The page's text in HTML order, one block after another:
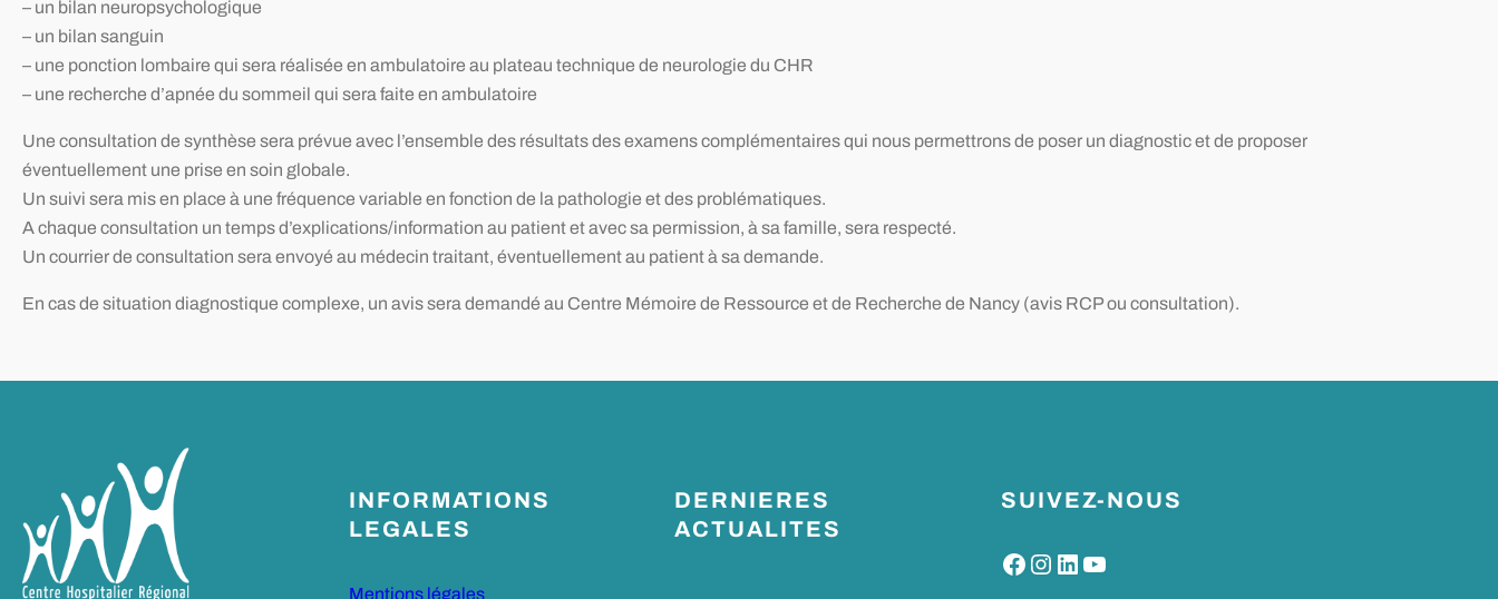
– un bilan neuropsychologique
– un bilan sanguin
– une ponction lombaire qui sera réalisée en ambulatoire au plateau technique de neurologie du CHR
– une recherche d’apnée du sommeil qui sera faite en ambulatoire
Une consultation de synthèse sera prévue avec l’ensemble des résultats des examens complémentaires qui nous permettrons de poser un diagnostic et de proposer
éventuellement une prise en soin globale.
Un suivi sera mis en place à une fréquence variable en fonction de la pathologie et des problématiques.
A chaque consultation un temps d’explications/information au patient et avec sa permission, à sa famille, sera respecté.
Un courrier de consultation sera envoyé au médecin traitant, éventuellement au patient à sa demande.
En cas de situation diagnostique complexe, un avis sera demandé au Centre Mémoire de Ressource et de Recherche de Nancy (avis RCP ou consultation).
INFORMATIONS
LEGALES
Mentions légales
DERNIERES
ACTUALITES
SUIVEZ-NOUS
Facebook Instagram LinkedIn YouTube